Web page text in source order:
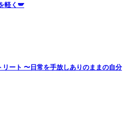
軽く🪽
ート 〜日常を手放しありのままの自分